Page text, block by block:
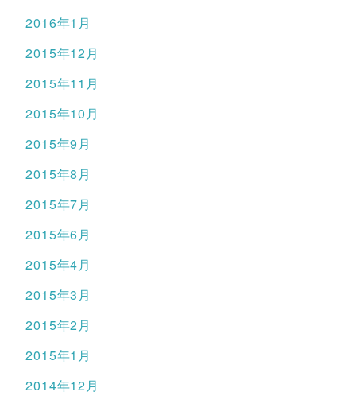
2016年1月
2015年12月
2015年11月
2015年10月
2015年9月
2015年8月
2015年7月
2015年6月
2015年4月
2015年3月
2015年2月
2015年1月
2014年12月